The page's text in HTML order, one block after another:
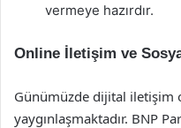
vermeye hazırdır.
Online İletişim ve
Günümüzde dijital iletişim
yaygınlaşmaktadır. BNP